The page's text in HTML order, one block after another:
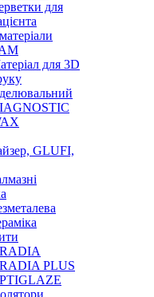
для
для 3D
GLUFI,
PLUS